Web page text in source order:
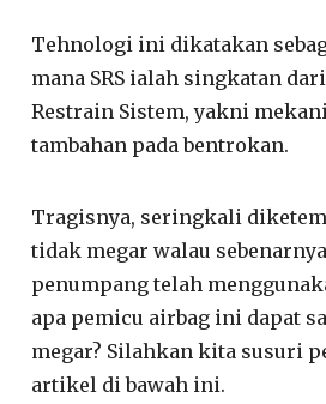
Tehnologi ini dikatakan
mana SRS ialah singkatan
Restrain Sistem, yakni
tambahan pada bentrokan.
Tragisnya, seringkali
tidak megar walau
penumpang telah
apa pemicu airbag ini dapat
megar? Silahkan kita susuri
artikel di bawah ini.